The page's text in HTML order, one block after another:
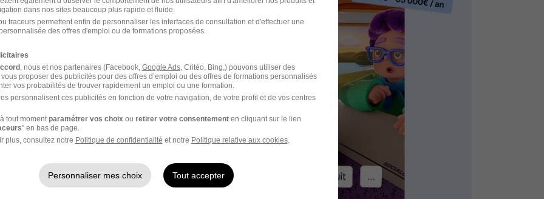
dans
job.
dans nos sites beaucoup plus rapide et fluide.
traceurs permettent enfin de personnaliser les interfaces de consultation et d'effectuer une
des offres d'emploi ou de formations proposées.
, nous et nos partenaires (Facebook, Google Ads, Critéo, Bing,) pouvons utiliser des
proposer des publicités pour des offres d’emploi ou des offres de formations personnalisés
vos probabilités de trouver rapidement un emploi ou une formation.
personnalisent ces publicités en fonction de votre navigation, de votre profil et de vos centres
tout moment paramétrer vos choix ou retirer votre consentementen cliquant sur le lien
" en bas de page.
plus, consultez notre Politique de confidentialité et notre Politique relative aux cookies.
Personnaliser mes choix Tout accepter